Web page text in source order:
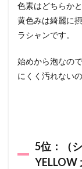
色素はどちらか
黄色みは綺麗に
ラシャンです。
始めから泡なの
にくく汚れない
5位：（
YELLOW